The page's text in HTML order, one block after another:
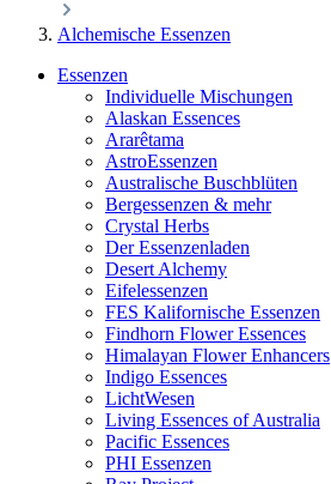
Alchemische Essenzen
Essenzen
Individuelle Mischungen
Alaskan Essences
Ararêtama
AstroEssenzen
Australische Buschblüten
Bergessenzen & mehr
Crystal Herbs
Der Essenzenladen
Desert Alchemy
Eifelessenzen
FES Kalifornische Essenzen
Findhorn Flower Essences
Himalayan Flower Enhancers
Indigo Essences
LichtWesen
Living Essences of Australia
Pacific Essences
PHI Essenzen